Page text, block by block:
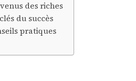
des riches
du succès
pratiques